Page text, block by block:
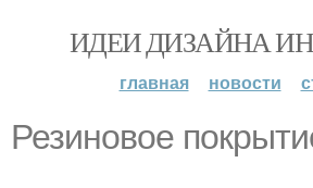
ИДЕИ ДИЗАЙНА
главная новости
Резиновое